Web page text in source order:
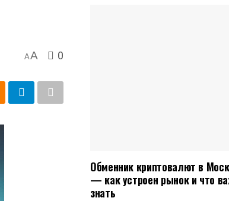
AA 0
Обменник криптовалют в
— как устроен рынок и что
знать